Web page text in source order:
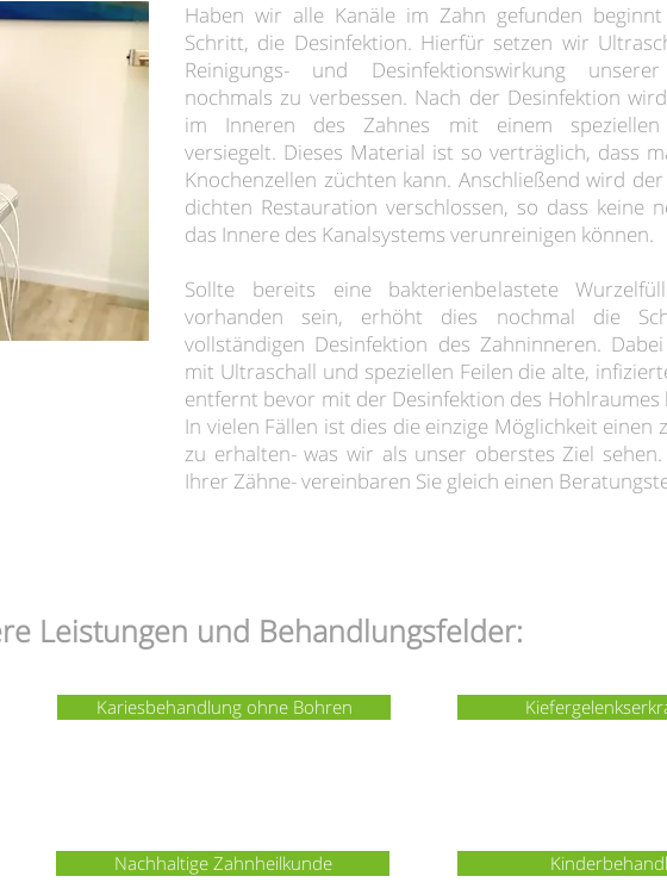
Haben wir alle Kanäle im Zahn gefunden
Schritt, die Desinfektion. Hierfür setzen wir
Reinigungs- und Desinfektionswirkung unserer
nochmals zu verbessen. Nach der Desinfektion
im Inneren des Zahnes mit einem speziellen
versiegelt. Dieses Material ist so verträglich, dass
Knochenzellen züchten kann. Anschließend wird
dichten Restauration verschlossen, so dass keine
das Innere des Kanalsystems verunreinigen können.
Sollte bereits eine bakterienbelastete
vorhanden sein, erhöht dies nochmal die
vollständigen Desinfektion des Zahninneren.
mit Ultraschall und speziellen Feilen die alte,
entfernt bevor mit der Desinfektion des Hohlraumes
In vielen Fällen ist dies die einzige Möglichkeit einen
zu erhalten- was wir als unser oberstes Ziel
Ihrer Zähne- vereinbaren Sie gleich einen
Leistungen und Behandlungsfelder:
Kariesbehandlung ohne Bohren
Nachhaltige Zahnheilkunde